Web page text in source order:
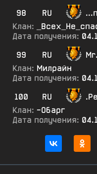
98
RU
Клан:
Дата получения:
99
RU
Клан: Милрайн
Дата получения:
100
RU
Клан: -Обарг
Дата получения: